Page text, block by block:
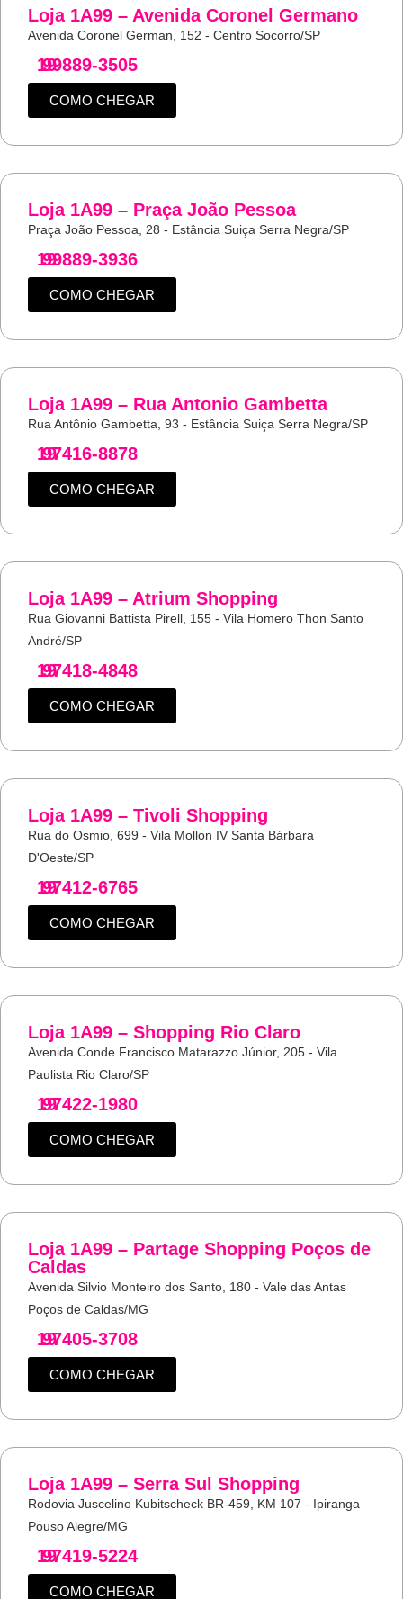
Loja 1A99 – Avenida Coronel Germano
Avenida Coronel German, 152 - Centro Socorro/SP
19
99889-3505
COMO CHEGAR
Loja 1A99 – Praça João Pessoa
Praça João Pessoa, 28 - Estância Suiça Serra Negra/SP
19
99889-3936
COMO CHEGAR
Loja 1A99 – Rua Antonio Gambetta
Rua Antônio Gambetta, 93 - Estância Suiça Serra Negra/SP
19
97416-8878
COMO CHEGAR
Loja 1A99 – Atrium Shopping
Rua Giovanni Battista Pirell, 155 - Vila Homero Thon Santo
André/SP
19
97418-4848
COMO CHEGAR
Loja 1A99 – Tivoli Shopping
Rua do Osmio, 699 - Vila Mollon IV Santa Bárbara
D'Oeste/SP
19
97412-6765
COMO CHEGAR
Loja 1A99 – Shopping Rio Claro
Avenida Conde Francisco Matarazzo Júnior, 205 - Vila
Paulista Rio Claro/SP
19
97422-1980
COMO CHEGAR
Loja 1A99 – Partage Shopping Poços de
Caldas
Avenida Silvio Monteiro dos Santo, 180 - Vale das Antas
Poços de Caldas/MG
19
97405-3708
COMO CHEGAR
Loja 1A99 – Serra Sul Shopping
Rodovia Juscelino Kubitscheck BR-459, KM 107 - Ipiranga
Pouso Alegre/MG
19
97419-5224
COMO CHEGAR